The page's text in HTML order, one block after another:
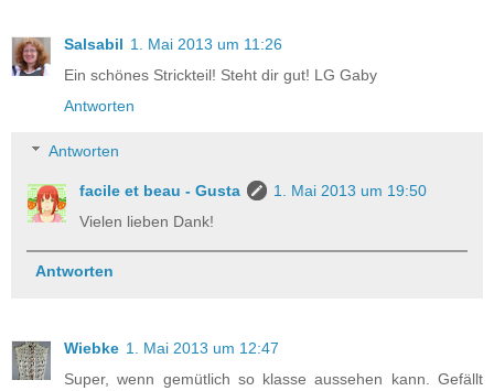
Salsabil 1. Mai 2013 um 11:26
Ein schönes Strickteil! Steht dir gut! LG Gaby
Antworten
Antworten
facile et beau - Gusta
1. Mai 2013 um 19:50
Vielen lieben Dank!
Antworten
Wiebke 1. Mai 2013 um 12:47
Super, wenn gemütlich so klasse aussehen kann. Gefällt